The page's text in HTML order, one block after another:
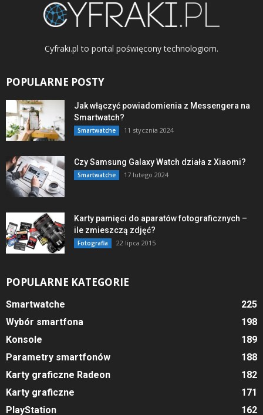
Cyfraki.pl to portal poświęcony technologiom.
POPULARNE POSTY
Jak włączyć powiadomienia z Messengera na
Smartwatch?
Smartwatche 11 stycznia 2024
Czy Samsung Galaxy Watch działa z Xiaomi?
Smartwatche 17 lutego 2024
Karty pamięci do aparatów fotograficznych –
ile zmieszczą zdjęć?
Fotografia 22 lipca 2015
POPULARNE KATEGORIE
Smartwatche
225
Wybór smartfona
198
Konsole
189
Parametry smartfonów
188
Karty graficzne Radeon
182
Karty graficzne
171
PlayStation
162